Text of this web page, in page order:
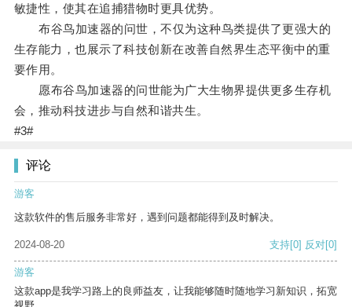
敏捷性，使其在追捕猎物时更具优势。
布谷鸟加速器的问世，不仅为这种鸟类提供了更强大的
生存能力，也展示了科技创新在改善自然界生态平衡中的重
要作用。
愿布谷鸟加速器的问世能为广大生物界提供更多生存机
会，推动科技进步与自然和谐共生。
#3#
评论
游客
这款软件的售后服务非常好，遇到问题都能得到及时解决。
2024-08-20 支持[0] 反对[0]
游客
这款app是我学习路上的良师益友，让我能够随时随地学习新知识，拓宽